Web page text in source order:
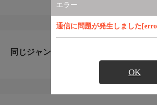
エラー
通信に問題が発生しました
OK
同じジャンルのおすすめ番組